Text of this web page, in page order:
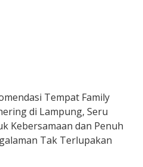
Tempat Family
di Lampung, Seru
Kebersamaan dan Penuh
Tak Terlupakan